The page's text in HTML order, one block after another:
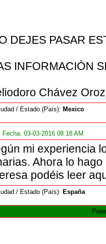
DEJES PASAR
INFORMACIÒN
Chávez
/ Estado (País): Mexico
Fecha:03-03-2016 08:18 AM
mi experiencia
Ahora lo
podéis leer
/ Estado (País): España